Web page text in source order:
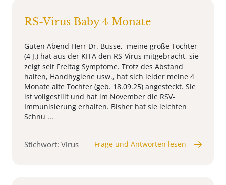
RS-Virus Baby 4 Monate
Guten Abend Herr Dr. Busse, meine große Tochter
(4 J.) hat aus der KITA den RS-Virus mitgebracht, sie
zeigt seit Freitag Symptome. Trotz des Abstand
halten, Handhygiene usw., hat sich leider meine 4
Monate alte Tochter (geb. 18.09.25) angesteckt. Sie
ist vollgestillt und hat im November die RSV-
Immunisierung erhalten. Bisher hat sie leichten
Schnu ...
Stichwort: Virus Frage und Antworten lesen